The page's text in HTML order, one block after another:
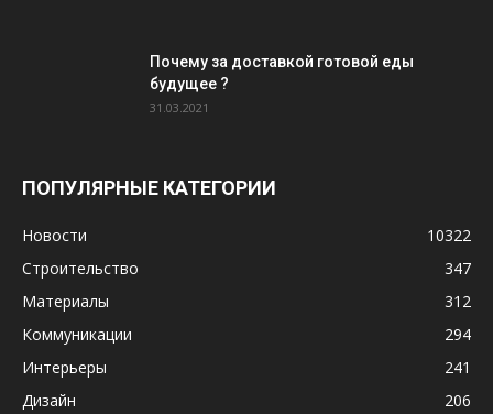
Почему за доставкой готовой еды
будущее ?
31.03.2021
ПОПУЛЯРНЫЕ КАТЕГОРИИ
Новости
10322
Строительство
347
Материалы
312
Коммуникации
294
Интерьеры
241
Дизайн
206